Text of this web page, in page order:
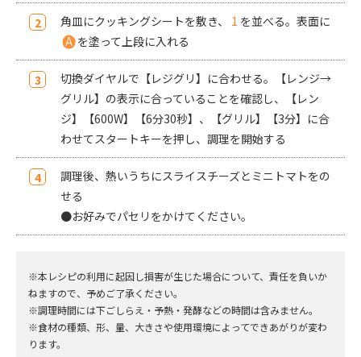
角皿にクッキングシートを敷き、 1 を並べる。表面に
A を塗って上段に入れる
切換ダイヤルで【レジグリ】に合わせる。【レンジ→
グリル】の表示に合っていることを確認し、【レン
ジ】【600W】【6分30秒】、【グリル】【3分】に合
わせてスタートキーを押し、調理を開始する
調理後、熱いうちにスライスチーズとミニトマトをの
せる
●お好みでパセリをかけてください。
※本レシピの利用に起因し損害が生じた場合について、責任を負いか
ねますので、予めご了承ください。
※調理時間には下ごしらえ・予熱・発酵などの時間は含みません。
※食材の種類、形、量、大きさや使用環境によってできあがりが変わ
ります。